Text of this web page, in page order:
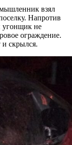
взял
Напротив
угонщик не
ограждение.
скрылся.